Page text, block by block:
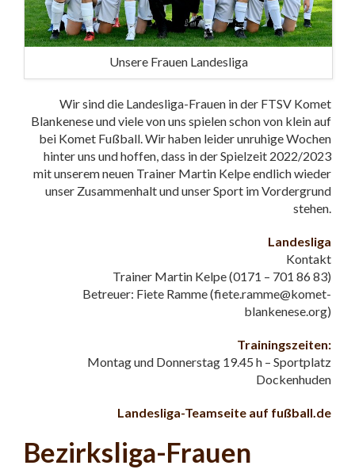
Unsere Frauen Landesliga
Wir sind die Landesliga-Frauen in der FTSV Komet
Blankenese und viele von uns spielen schon von klein auf
bei Komet Fußball. Wir haben leider unruhige Wochen
hinter uns und hoffen, dass in der Spielzeit 2022/2023
mit unserem neuen Trainer Martin Kelpe endlich wieder
unser Zusammenhalt und unser Sport im Vordergrund
stehen.
Landesliga
Kontakt
Trainer Martin Kelpe (0171 – 701 86 83)
Betreuer: Fiete Ramme (fiete.ramme@komet-
blankenese.org)
Trainingszeiten:
Montag und Donnerstag 19.45 h – Sportplatz
Dockenhuden
Landesliga-Teamseite auf fußball.de
Bezirksliga-Frauen